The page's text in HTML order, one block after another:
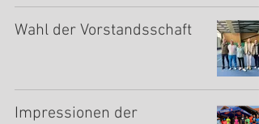
Wahl der Vorstandsschaft
Impressionen der